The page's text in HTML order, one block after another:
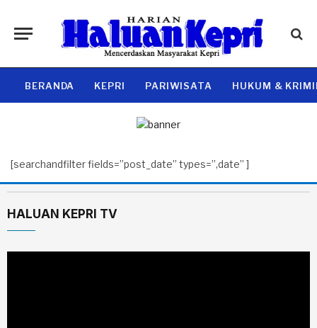
BERANDA KEPRI PARIWISATA HUKUM &
[searchandfilter fields=”post_date” types=”,date” ]
HALUAN KEPRI TV